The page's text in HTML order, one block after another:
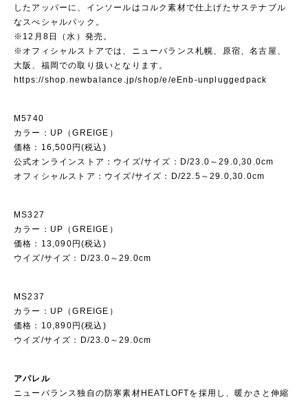
したアッパーに、インソールはコルク素材で仕上げたサステナブル
なスぺシャルパック。
※12月8日（水）発売。
※オフィシャルストアでは、ニューバランス札幌、原宿、名古屋、
大阪、福岡での取り扱いとなります。
https://shop.newbalance.jp/shop/e/eEnb-unpluggedpack
M5740
カラー：UP（GREIGE）
価格：16,500円(税込)
公式オンラインストア：ウイズ/サイズ：D/23.0～29.0,30.0cm
オフィシャルストア：ウイズ/サイズ：D/22.5～29.0,30.0cm
MS327
カラー：UP（GREIGE）
価格：13,090円(税込)
ウイズ/サイズ：D/23.0～29.0cm
MS237
カラー：UP（GREIGE）
価格：10,890円(税込)
ウイズ/サイズ：D/23.0～29.0cm
アパレル
ニューバランス独自の防寒素材HEATLOFTを採用し、暖かさと伸縮